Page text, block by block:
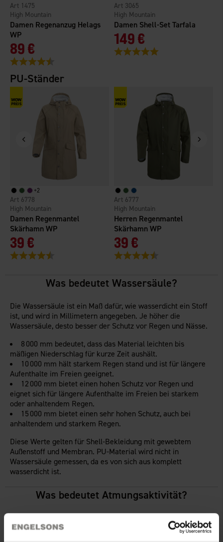
Damen Regenanzug Helags
WP
High Mountain
1475
89 €
Bewertung:
Damen Shell-Set Tarfala
High Mountain
3065
149 €
Bewertung:
PU-Ständer
+2
Damen Regenmantel
Skärhamn WP
High Mountain
6778
39 €
Bewertung:
Herren Regenmantel
Skärhamn WP
High Mountain
6777
39 €
Bewertung:
Was bedeutet Wassersäule?
Die Wassersäule ist ein Maß dafür, wie wasserdicht ein Stoff
ist, und wird in Millimetern angegeben. Je höher die
Wassersäule, desto besser der Schutz vor Regen und Nässe.
8 000 mm bedeutet, dass das Material leichten bis
mäßigen Niederschlag für kurze Zeit aushält.
10 000 mm hält starkem Regen stand und ist für längere
Aufenthalte im Freien geeignet.
12 000 mm bietet einen hohen Schutz vor Regen und
eignet sich für längere Aufenthalte im Freien bei starkem
oder anhaltendem Regen.
15 000 mm bietet einen sehr hohen Schutz, auch bei
anhaltendem und starkem Regen.
Diese Werte gelten für Shell-Bekleidung mit gewebtem
Außenstoff und Membran. PU-Material wird nicht in
Wassersäule gemessen, da es von sich aus komplett
wasserdicht ist.
Was bedeutet Atmungsaktivität?
Feuchtigkeit vom Körper (Schweiß) nach außen transportiert,